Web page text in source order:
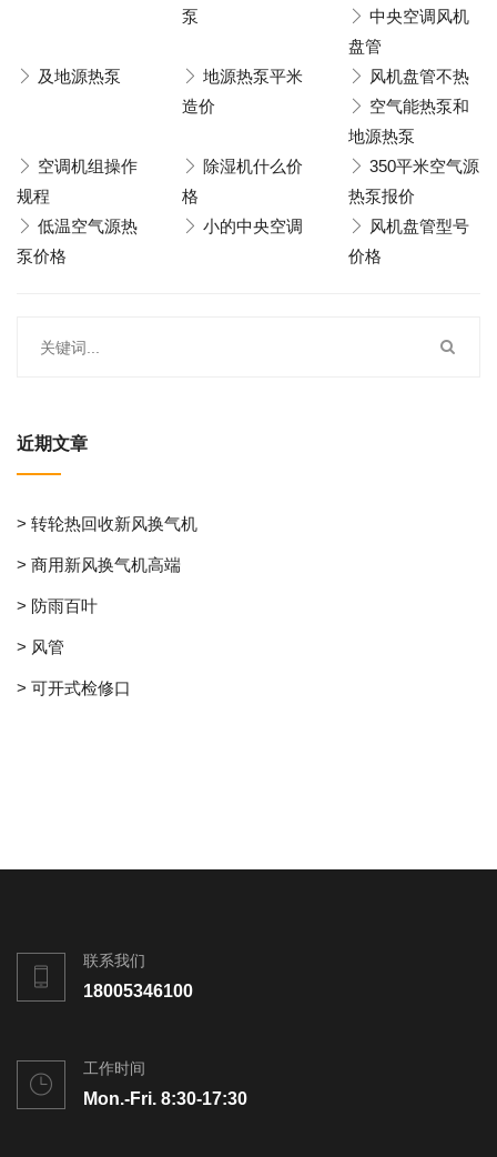
泵
中央空调风机
盘管
及地源热泵
地源热泵平米
造价
风机盘管不热
空气能热泵和
地源热泵
空调机组操作
规程
除湿机什么价
格
350平米空气源
热泵报价
低温空气源热
泵价格
小的中央空调
风机盘管型号
价格
近期文章
> 转轮热回收新风换气机
> 商用新风换气机高端
> 防雨百叶
> 风管
> 可开式检修口
联系我们
18005346100
工作时间
Mon.-Fri. 8:30-17:30